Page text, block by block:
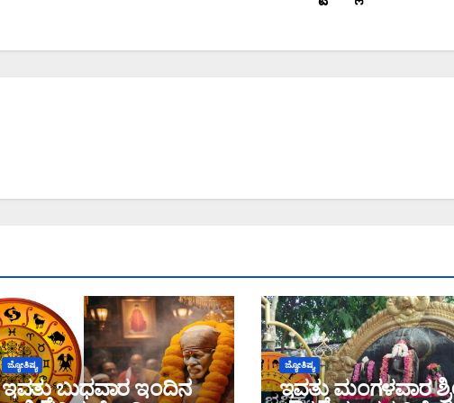
ಜ್ಯೋತಿಷ್ಯ
ಇವತ್ತು ಬುಧವಾರ ಇಂದಿನ
ಜ್ಯೋತಿಷ್ಯ
ಇವತ್ತು ಮಂಗಳವಾರ